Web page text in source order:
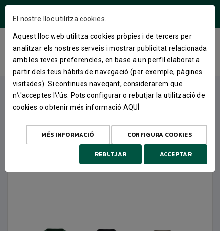
SAMARRETA PENYA 25-26
INICI BOTIGA ROBA STREET SAMARRETA PENYA 25-26
El nostre lloc utilitza cookies.
Aquest lloc web utilitza cookies pròpies i de tercers per
analitzar els nostres serveis i mostrar publicitat relacionada
amb les teves preferències, en base a un perfil elaborat a
partir dels teus hàbits de navegació (per exemple, pàgines
visitades). Si continues navegant, considerarem que
n\'acceptes l\'ús. Pots configurar o rebutjar la utilització de
cookies o obtenir més informació AQUÍ
MÉS INFORMACIÓ CONFIGURA COOKIES
REBUTJAR ACCEPTAR